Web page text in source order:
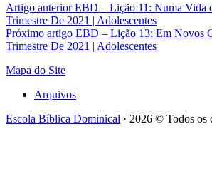
Artigo anteriorEBD – Lição 11: Numa Vida
Trimestre De 2021 | Adolescentes
Próximo artigo EBD – Lição 13: Em Novos
Trimestre De 2021 | Adolescentes
Mapa do Site
Arquivos
Escola Bíblica Dominical · 2026 © Todos os